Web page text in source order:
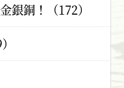
銀銅！（172）